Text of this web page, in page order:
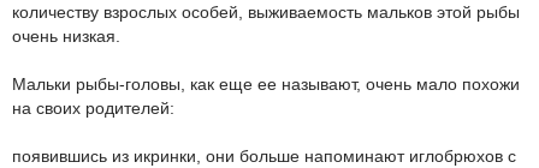
количеству взрослых особей, выживаемость мальков этой рыбы
очень низкая.
Мальки рыбы-головы, как еще ее называют, очень мало похожи
на своих родителей:
появившись из икринки, они больше напоминают иглобрюхов с